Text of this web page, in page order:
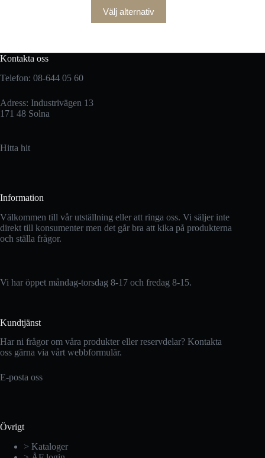
Välj alternativ
Kontakta oss
Telefon: 08-644 05 60
Adress: Industrivägen 13
171 48 Solna
Hitta hit
Information
Välkommen till vår utställning eller att ringa oss. Vi säljer inte
direkt till konsumenter men det går bra att kika på produkterna
och ställa frågor.
Vi har öppet måndag-torsdag 8-17 och fredag 8-15.
Kundtjänst
Har ni frågor om våra produkter eller reservdelar? Kontakta
oss gärna via vårt webbformulär.
E-posta oss
Övrigt
> Kataloger